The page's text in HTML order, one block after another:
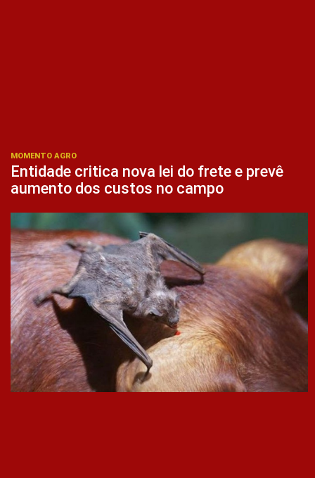
MOMENTO AGRO
Entidade critica nova lei do frete e prevê
aumento dos custos no campo